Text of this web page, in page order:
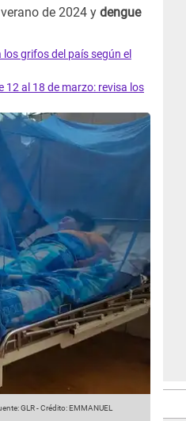
de 2024 y dengue
los grifos del país según el
12 al 18 de marzo: revisa los
GLR-Crédito: EMMANUEL